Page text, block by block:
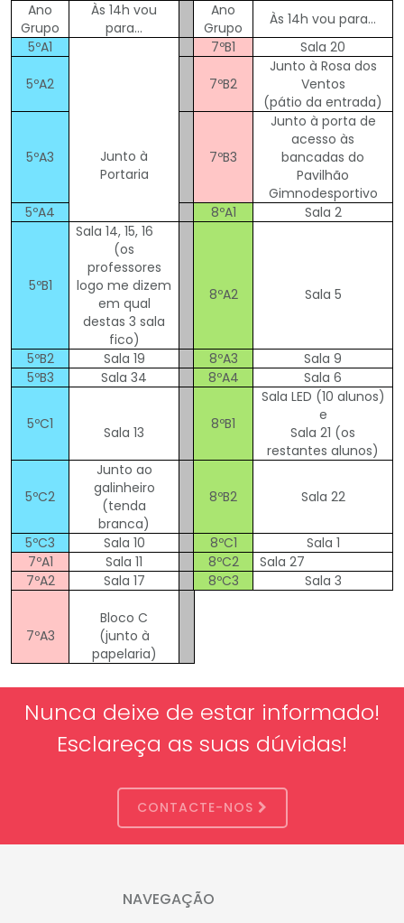
Ano
Grupo
Às 14h vou
para…
Ano
Grupo
Às 14h vou para…
5ºA1
Junto à
Portaria
7ºB1 Sala 20
5ºA2 7ºB2
Junto à Rosa dos
Ventos
(pátio da entrada)
5ºA3 7ºB3
Junto à porta de
acesso às
bancadas do
Pavilhão
Gimnodesportivo
5ºA4
8ºA1 Sala 2
5ºB1
Sala 14, 15, 16
(os
professores
logo me dizem
em qual
destas 3 sala
fico)
8ºA2 Sala 5
5ºB2 Sala 19 8ºA3
Sala 9
5ºB3
Sala 34 8ºA4 Sala 6
5ºC1 Sala 13 8ºB1
Sala LED (10 alunos)
e
Sala 21 (os
restantes alunos)
5ºC2
Junto ao
galinheiro
(tenda
branca)
8ºB2 Sala 22
5ºC3 Sala 10 8ºC1
Sala 1
7ºA1
Sala 11 8ºC2
Sala 27
7ºA2
Sala 17 8ºC3 Sala 3
7ºA3
Bloco C
(junto à
papelaria)
Nunca deixe de estar informado!
Esclareça as suas dúvidas!
CONTACTE-NOS
NAVEGAÇÃO